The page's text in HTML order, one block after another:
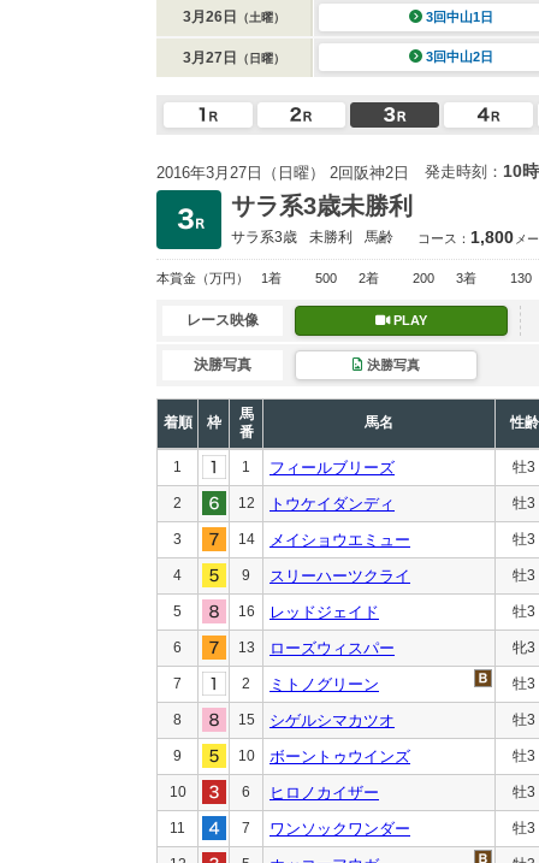
3月26日 （土曜） 3回中山1日
3月27日 （日曜） 3回中山2日
2016年3月27日（日曜） 2回阪神2日 発走時刻： 10
サラ系3歳未勝利
サラ系3歳 未勝利 馬齢 コース： 1,800 メ
本賞金 （万円） 1着 500 2着 200 3着 130
レース映像 PLAY
決勝写真 決勝写真
着順 枠
馬
番
馬名 性齢
1 1 フィールブリーズ 牡3
2 12 トウケイダンディ 牡3
3 14 メイショウエミュー 牡3
4 9 スリーハーツクライ 牡3
5 16 レッドジェイド 牡3
6 13 ローズウィスパー 牝3
7 2 ミトノグリーン 牡3
8 15 シゲルシマカツオ 牡3
9 10 ボーントゥウインズ 牡3
10 6 ヒロノカイザー 牡3
11 7 ワンソックワンダー 牡3